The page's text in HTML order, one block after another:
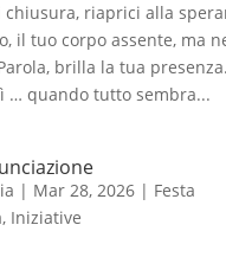
riaprici alla
il tuo corpo assente, ma
brilla la tua
… quando tutto sembra...
| Mar 28, 2026| Festa
, Iniziative